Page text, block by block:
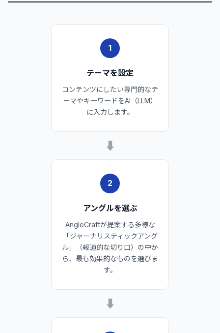
1
テーマを設定
コンテンツにしたい専門的なテ
ーマやキーワードをAI（LLM）
に入力します。
➡
2
アングルを選ぶ
AngleCraftが提案する多様な
「ジャーナリスティックアング
ル」（報道的な切り口）の中か
ら、最も効果的なものを選びま
す。
➡